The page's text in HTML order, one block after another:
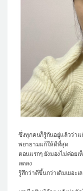
ซึ่งทุกคนก็รู้กันอยู่แล้วว่าแ
พยายามแก้ให้ดีที่สุด
ตอนแรกๆ ยังมองไม่ค่อย
ลดลง
รู้สึกว่าดีขึ้นกว่าเดิมเยอะเ